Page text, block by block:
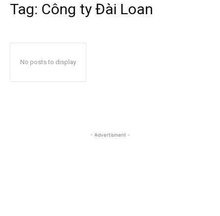
Tag: Công ty Đài Loan
No posts to display
- Advertisment -